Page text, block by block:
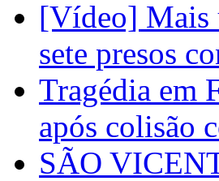
[Vídeo] Mais
sete presos
Tragédia em
após colisão
SÃO